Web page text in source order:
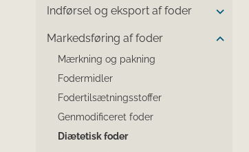
Indførsel og eksport af foder
Markedsføring af foder
Mærkning og pakning
Fodermidler
Fodertilsætningsstoffer
Genmodificeret foder
Diætetisk foder